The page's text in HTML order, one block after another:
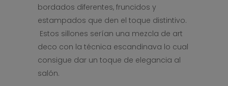
bordados diferentes, fruncidos y
estampados que den el toque distintivo.
Estos sillones serían una mezcla de art
deco con la técnica escandinava lo cual
consigue dar un toque de elegancia al
salón.